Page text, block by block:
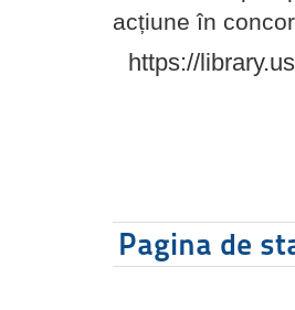
acțiune în
https://
Pagina de